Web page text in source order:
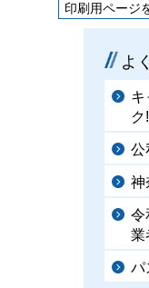
印刷用ページ
よ
キ
公
神
令
業
パ